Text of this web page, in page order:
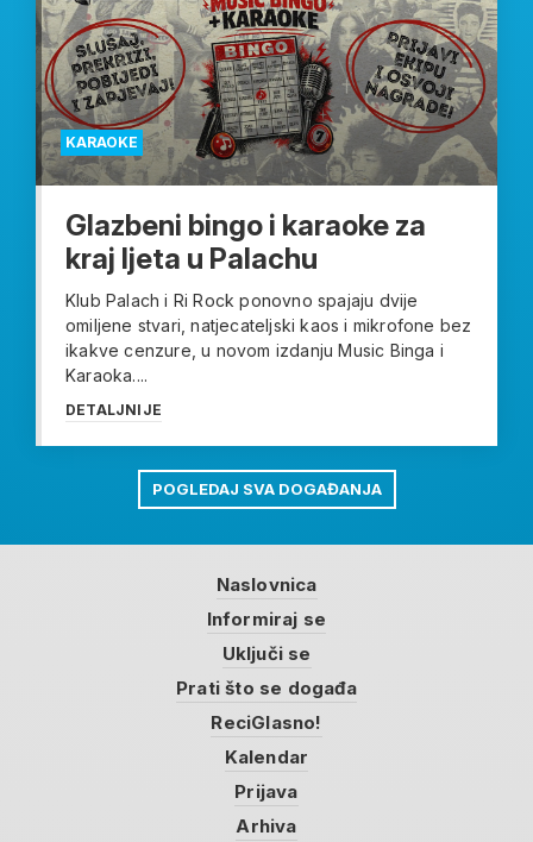
KARAOKE
Glazbeni bingo i karaoke za
kraj ljeta u Palachu
Klub Palach i Ri Rock ponovno spajaju dvije
omiljene stvari, natjecateljski kaos i mikrofone bez
ikakve cenzure, u novom izdanju Music Binga i
Karaoka....
DETALJNIJE
POGLEDAJ SVA DOGAĐANJA
Naslovnica
Informiraj se
Uključi se
Prati što se događa
ReciGlasno!
Kalendar
Prijava
Arhiva